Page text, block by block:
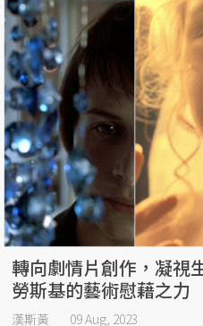
轉向劇情片創作，凝視
勞斯基的藝術慰藉之力
漢斯黃 09 Aug, 2023